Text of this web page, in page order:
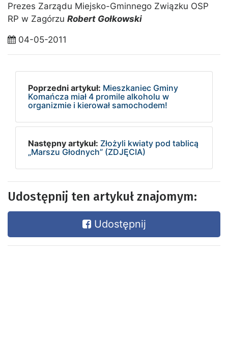
Prezes Zarządu Miejsko-Gminnego Związku OSP
RP w Zagórzu Robert Gołkowski
04-05-2011
Poprzedni artykuł: Mieszkaniec Gminy
Komańcza miał 4 promile alkoholu w
organizmie i kierował samochodem!
Następny artykuł: Złożyli kwiaty pod tablicą
„Marszu Głodnych” (ZDJĘCIA)
Udostępnij ten artykuł znajomym:
Udostępnij